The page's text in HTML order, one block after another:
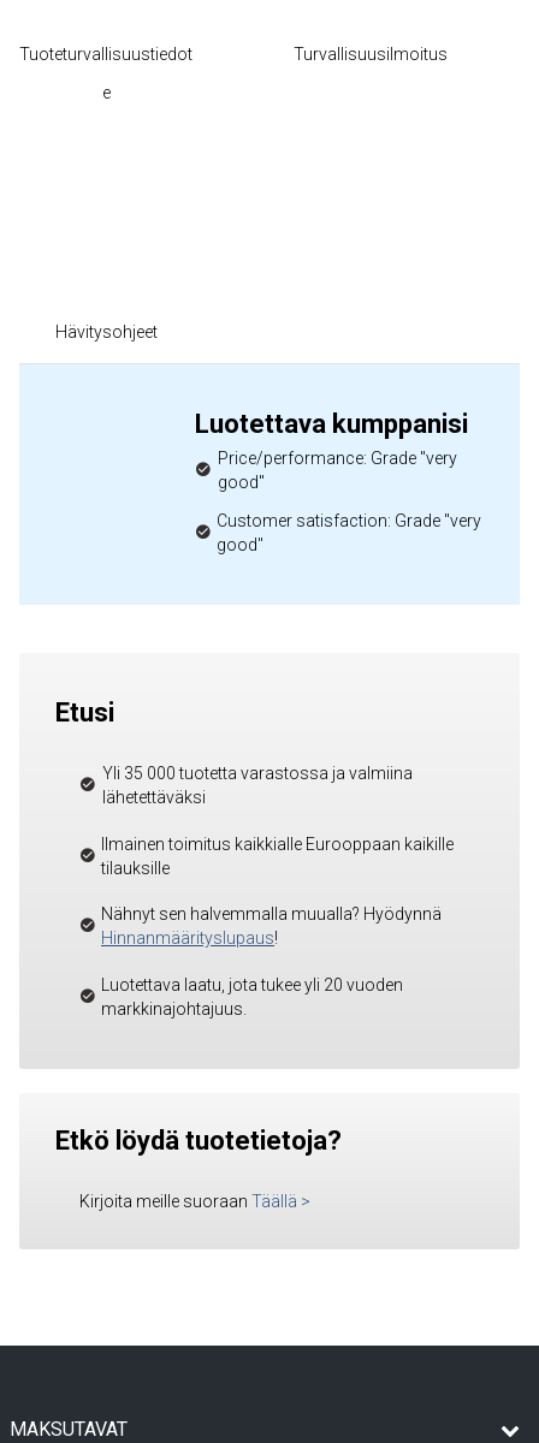
Tuoteturvallisuustiedot
e
Turvallisuusilmoitus
Hävitysohjeet
Luotettava kumppanisi
Price/performance: Grade "very
good"
Customer satisfaction: Grade "very
good"
Etusi
Yli 35 000 tuotetta varastossa ja valmiina
lähetettäväksi
Ilmainen toimitus kaikkialle Eurooppaan kaikille
tilauksille
Nähnyt sen halvemmalla muualla? Hyödynnä
Hinnanmäärityslupaus!
Luotettava laatu, jota tukee yli 20 vuoden
markkinajohtajuus.
Etkö löydä tuotetietoja?
Kirjoita meille suoraan Täällä >
MAKSUTAVAT